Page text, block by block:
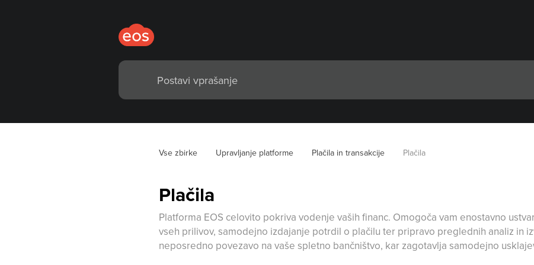
Vse zbirke Upravljanje platforme Plačila in transakcije Plačila
Plačila
Platforma EOS celovito pokriva vodenje vaših financ. Omogoča vam enostavno
vseh prilivov, samodejno izdajanje potrdil o plačilu ter pripravo preglednih analiz in
neposredno povezavo na vaše spletno bančništvo, kar zagotavlja samodejno